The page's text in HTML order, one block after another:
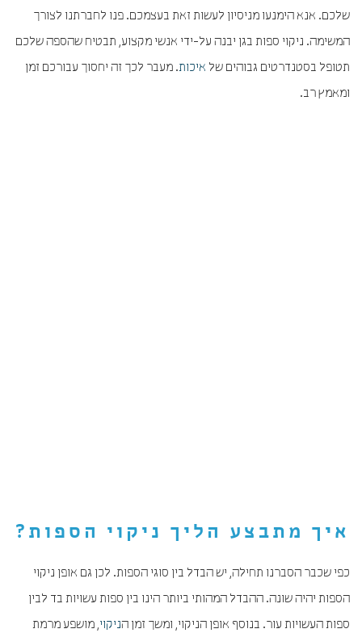
שלכם. אנא הימנעו מניסיון לעשות זאת בעצמכם. פנו לחברתנו לצורך
המשימה. ניקוי ספות בגן יבנה על-ידי אנשי מקצוע, תבטיח שהספה שלכם
תטופל בסטנדרטים גבוהים של איכות. מעבר לכך זה יחסוך עבורכם זמן
ומאמץ רב.
איך מתבצע הליך ניקוי הספות?
כפי שכבר הסברנו תחילה, יש הבדל בין סוגי הספות. לכן גם אופן ניקוי
הספות יהיה שונה. ההבדל המהותי ביותר הינו בין ספות עשויות בד לבין
ספות העשויות עור. בנוסף אופן הניקוי, ומשך זמן הניקוי, מושפע מרמת